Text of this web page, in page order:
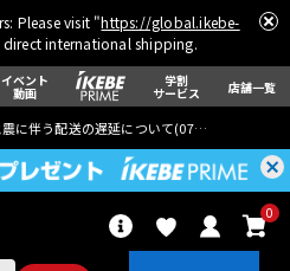
Please visit "https://global.ikebe-
international shipping.
イベント
動画
学割
サービス 店舗一覧
に伴う配送の遅延について(07月29日
0